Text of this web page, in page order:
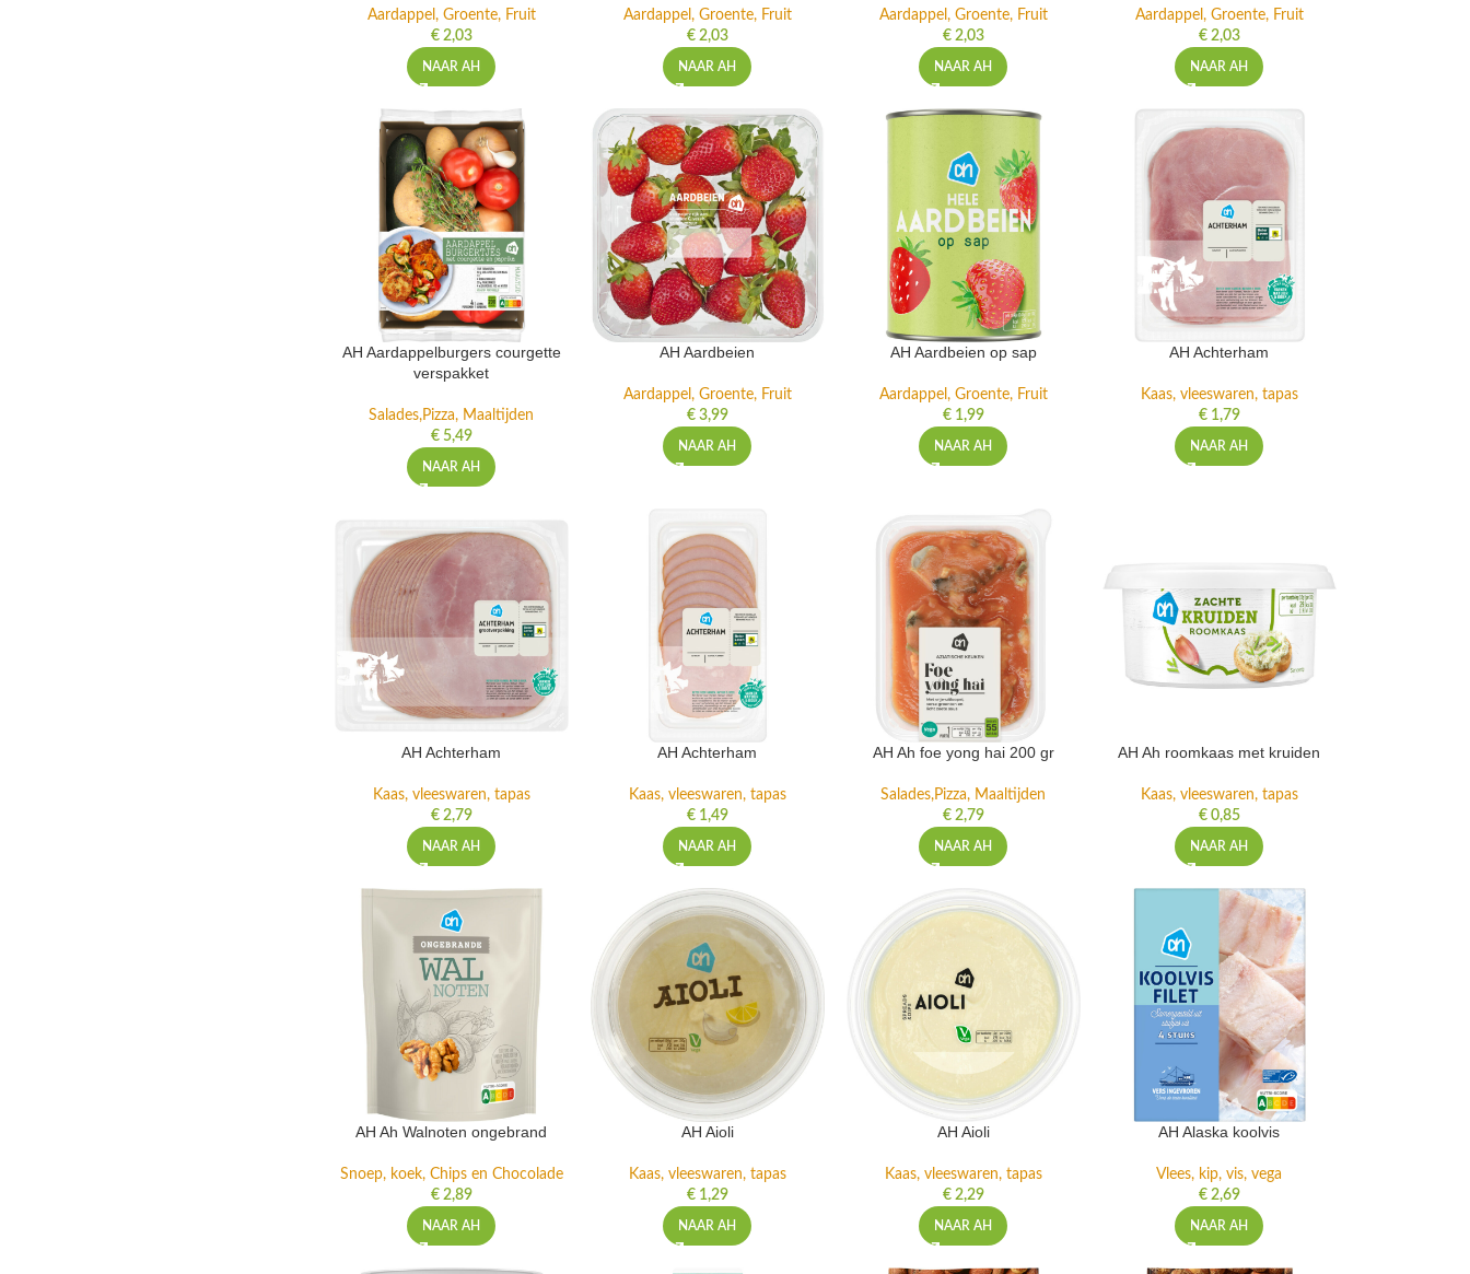
Aardappel, Groente, Fruit
€2,03
NAAR AH
Aardappel, Groente, Fruit
€2,03
NAAR AH
Aardappel, Groente, Fruit
€2,03
NAAR AH
Aardappel, Groente, Fruit
€2,03
NAAR AH
AH Aardappelburgers courgette
verspakket
Salades,Pizza, Maaltijden
€5,49
NAAR AH
AH Aardbeien
Aardappel, Groente, Fruit
€3,99
NAAR AH
AH Aardbeien op sap
Aardappel, Groente, Fruit
€1,99
NAAR AH
AH Achterham
Kaas, vleeswaren, tapas
€1,79
NAAR AH
AH Achterham
Kaas, vleeswaren, tapas
€2,79
NAAR AH
AH Achterham
Kaas, vleeswaren, tapas
€1,49
NAAR AH
AH Ah foe yong hai 200 gr
Salades,Pizza, Maaltijden
€2,79
NAAR AH
AH Ah roomkaas met kruiden
Kaas, vleeswaren, tapas
€0,85
NAAR AH
AH Ah Walnoten ongebrand
Snoep, koek, Chips en Chocolade
€2,89
NAAR AH
AH Aioli
Kaas, vleeswaren, tapas
€1,29
NAAR AH
AH Aioli
Kaas, vleeswaren, tapas
€2,29
NAAR AH
AH Alaska koolvis
Vlees, kip, vis, vega
€2,69
NAAR AH